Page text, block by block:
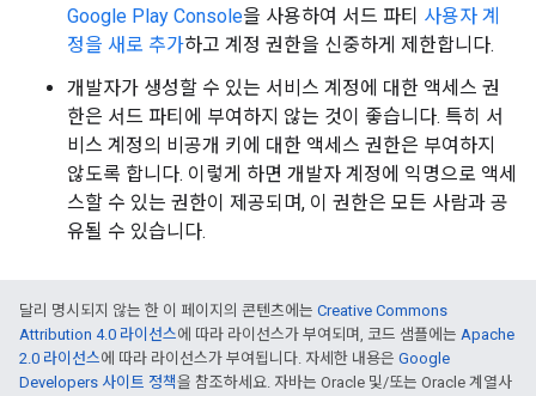
Google Play Console을 사용하여 서드 파티 사용자 계
정을 새로 추가하고 계정 권한을 신중하게 제한합니다.
개발자가 생성할 수 있는 서비스 계정에 대한 액세스 권
한은 서드 파티에 부여하지 않는 것이 좋습니다. 특히 서
비스 계정의 비공개 키에 대한 액세스 권한은 부여하지
않도록 합니다. 이렇게 하면 개발자 계정에 익명으로 액세
스할 수 있는 권한이 제공되며, 이 권한은 모든 사람과 공
유될 수 있습니다.
달리 명시되지 않는 한 이 페이지의 콘텐츠에는 Creative Commons
Attribution 4.0 라이선스에 따라 라이선스가 부여되며, 코드 샘플에는 Apache
2.0 라이선스에 따라 라이선스가 부여됩니다. 자세한 내용은 Google
Developers 사이트 정책을 참조하세요. 자바는 Oracle 및/또는 Oracle 계열사